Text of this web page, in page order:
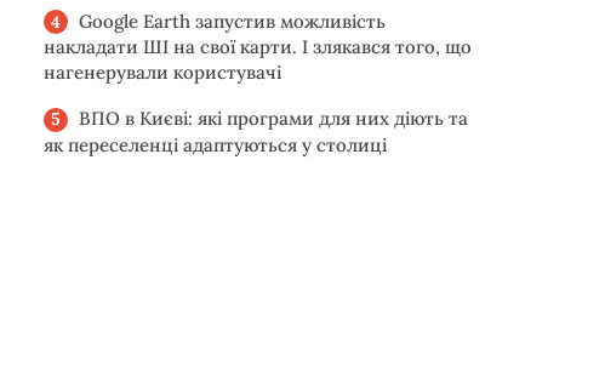
Google Earth запустив можливість
накладати ШІ на свої карти. І злякався того, що
нагенерували користувачі
ВПО в Києві: які програми для них діють та
як переселенці адаптуються у столиці